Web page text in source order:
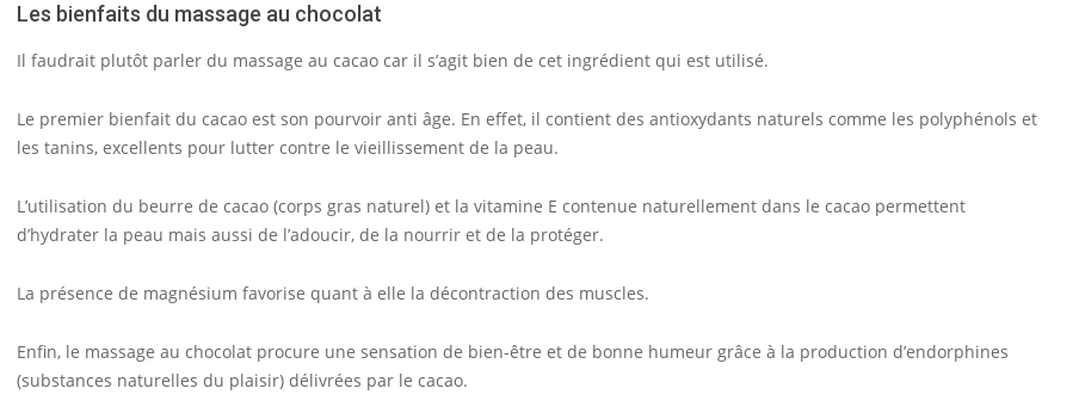
Les bienfaits du massage au chocolat
Il faudrait plutôt parler du massage au cacao car il s’agit bien de cet ingrédient qui est utilisé.
Le premier bienfait du cacao est son pourvoir anti âge. En effet, il contient des antioxydants naturels comme les polyphénols et
les tanins, excellents pour lutter contre le vieillissement de la peau.
L’utilisation du beurre de cacao (corps gras naturel) et la vitamine E contenue naturellement dans le cacao permettent
d’hydrater la peau mais aussi de l’adoucir, de la nourrir et de la protéger.
La présence de magnésium favorise quant à elle la décontraction des muscles.
Enfin, le massage au chocolat procure une sensation de bien-être et de bonne humeur grâce à la production d’endorphines
(substances naturelles du plaisir) délivrées par le cacao.